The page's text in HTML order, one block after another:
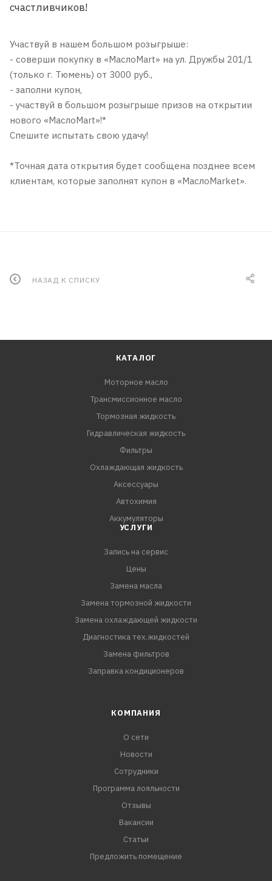
счастливчиков!
Участвуй в нашем большом розыгрыше:
- соверши покупку в «МаслоMart» на ул. Дружбы 201/1
(только г. Тюмень) от 3000 руб.,
- заполни купон,
- участвуй в большом розыгрыше призов на открытии
нового «МаслоMart»!*
Спешите испытать свою удачу!
*Точная дата открытия будет сообщена позднее всем
клиентам, которые заполнят купон в «МаслоMarket».
НАЗАД К СПИСКУ
КАТАЛОГ
Моторное масло
Трансмиссионное масло
Тормозная жидкость
Гидравлическая жидкость
Фильтры
Охлаждающая жидкость
Аксессуары
Автохимия
Аккумуляторы
УСЛУГИ
Запись на сервис
Цены
Замена масла
Замена тормозной жидкости
Замена охлаждающей жидкости
Диагностика тех.жидкостей
Замена фильтров
Заправка кондиционеров
КОМПАНИЯ
О сети
Новости
Сотрудники
Программа лояльности
Отзывы
Вакансии
Статьи
Предложить помещение